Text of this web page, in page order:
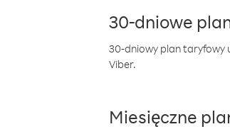
30-dniowe
30-dniowy plan taryfowy
Viber.
Miesięczne